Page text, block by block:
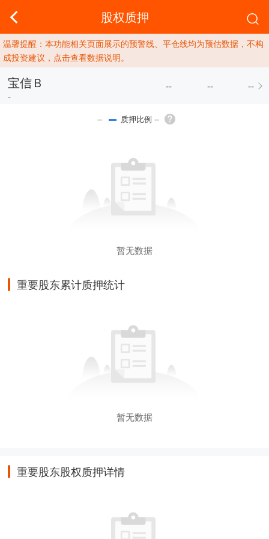
股权质押
温馨提醒：本功能相关页面展示的预警线、平仓线均为预估数据，不构
成投资建议，点击查看数据说明。
宝信Ｂ
-
-- -- --
-- 质押比例 --
暂无数据
重要股东累计质押统计
暂无数据
重要股东股权质押详情